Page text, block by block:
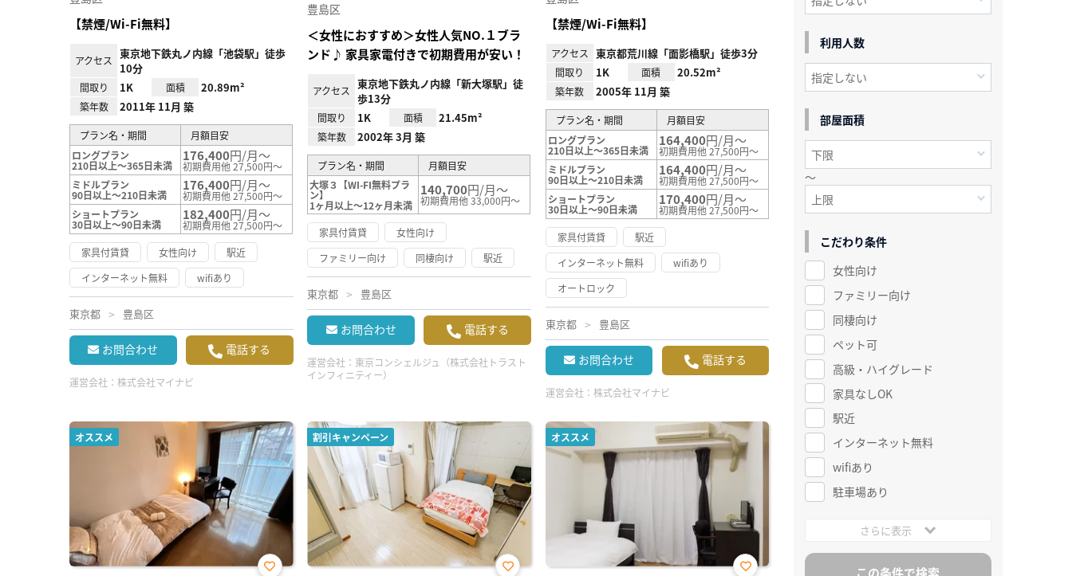
【禁煙/Wi-Fi無料】
アクセス
東京地下鉄丸ノ内線「池袋駅」徒歩
10分
間取り 1K 面積 20.89m²
築年数 2011年 11月 築
プラン名・期間
月額目安
ロングプラン
210日以上～365日未満
176,400円/月～
初期費用他 27,500円～
ミドルプラン
90日以上～210日未満
176,400円/月～
初期費用他 27,500円～
ショートプラン
30日以上～90日未満
182,400円/月～
初期費用他 27,500円～
家具付賃貸
女性向け
駅近
インターネット無料
wifiあり
東京都 豊島区
お問合わせ 電話する
運営会社： 株式会社マイナビ
豊島区
＜女性におすすめ＞女性人気NO.１ブラ
ンド♪ 家具家電付きで初期費用が安い！
アクセス
東京地下鉄丸ノ内線「新大塚駅」徒
歩13分
間取り 1K 面積 21.45m²
築年数 2002年 3月 築
プラン名・期間
月額目安
大塚３【WI-FI無料プラ
ン】
1ヶ月以上～12ヶ月未満
140,700円/月～
初期費用他 33,000円～
家具付賃貸
女性向け
ファミリー向け
同棲向け 駅近
東京都 豊島区
お問合わせ 電話する
運営会社： 東京コンシェルジュ（株式会社トラスト
インフィニティー）
【禁煙/Wi-Fi無料】
アクセス 東京都荒川線「面影橋駅」徒歩3分
間取り 1K 面積 20.52m²
築年数 2005年 11月 築
プラン名・期間
月額目安
ロングプラン
210日以上～365日未満
164,400円/月～
初期費用他 27,500円～
ミドルプラン
90日以上～210日未満
164,400円/月～
初期費用他 27,500円～
ショートプラン
30日以上～90日未満
170,400円/月～
初期費用他 27,500円～
家具付賃貸
駅近
インターネット無料
wifiあり
オートロック
東京都 豊島区
お問合わせ 電話する
運営会社： 株式会社マイナビ
オススメ 割引キャンペーン オススメ
利用人数
部屋面積
～
こだわり条件
女性向け
ファミリー向け
同棲向け
ペット可
高級・ハイグレード
家具なしOK
駅近
インターネット無料
wifiあり
駐車場あり
さらに表示